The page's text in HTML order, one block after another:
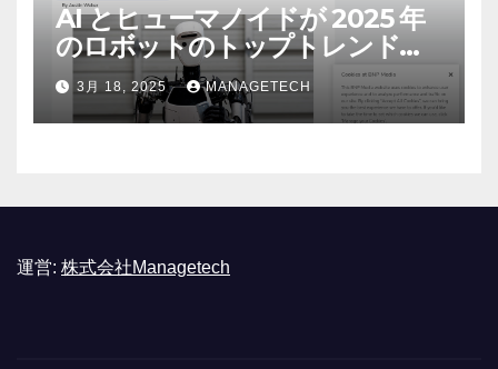
AI とヒューマノイドが 2025 年
のロボットのトップトレンドに |
ASSEMBLY
3月 18, 2025 MANAGETECH
運営: 株式会社Managetech